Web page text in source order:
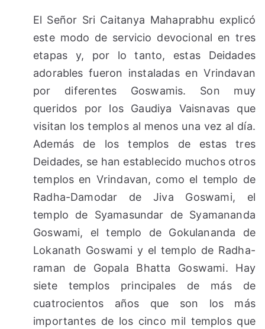
El Señor Sri Caitanya Mahaprabhu explicó
este modo de servicio devocional en tres
etapas y, por lo tanto, estas Deidades
adorables fueron instaladas en Vrindavan
por diferentes Goswamis. Son muy
queridos por los Gaudiya Vaisnavas que
visitan los templos al menos una vez al día.
Además de los templos de estas tres
Deidades, se han establecido muchos otros
templos en Vrindavan, como el templo de
Radha-Damodar de Jiva Goswami, el
templo de Syamasundar de Syamananda
Goswami, el templo de Gokulananda de
Lokanath Goswami y el templo de Radha-
raman de Gopala Bhatta Goswami. Hay
siete templos principales de más de
cuatrocientos años que son los más
importantes de los cinco mil templos que